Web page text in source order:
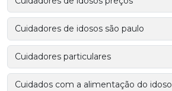
Cuidadores de idosos são paulo
Cuidadores particulares
Cuidados com a alimentação do idoso